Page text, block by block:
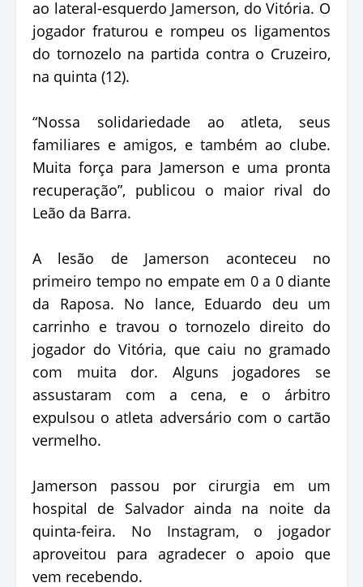
ao lateral-esquerdo Jamerson, do Vitória. O
jogador fraturou e rompeu os ligamentos
do tornozelo na partida contra o Cruzeiro,
na quinta (12).
“Nossa solidariedade ao atleta, seus
familiares e amigos, e também ao clube.
Muita força para Jamerson e uma pronta
recuperação”, publicou o maior rival do
Leão da Barra.
A lesão de Jamerson aconteceu no
primeiro tempo no empate em 0 a 0 diante
da Raposa. No lance, Eduardo deu um
carrinho e travou o tornozelo direito do
jogador do Vitória, que caiu no gramado
com muita dor. Alguns jogadores se
assustaram com a cena, e o árbitro
expulsou o atleta adversário com o cartão
vermelho.
Jamerson passou por cirurgia em um
hospital de Salvador ainda na noite da
quinta-feira. No Instagram, o jogador
aproveitou para agradecer o apoio que
vem recebendo.